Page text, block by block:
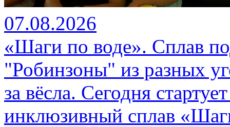
07.08.2026
«Шаги по воде». Сплав
"Робинзоны" из разных
за вёсла. Сегодня
инклюзивный сплав